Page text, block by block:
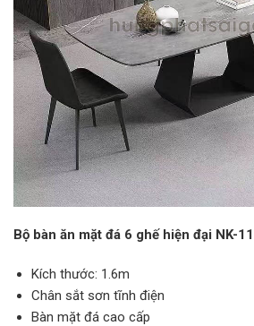
Bộ bàn ăn mặt đá 6 ghế hiện đại NK-
Kích thước: 1.6m
Chân sắt sơn tĩnh điện
Bàn mặt đá cao cấp